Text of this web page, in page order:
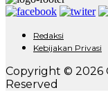
Redaksi
Kebijakan Privasi
Copyright © 2026
Reserved